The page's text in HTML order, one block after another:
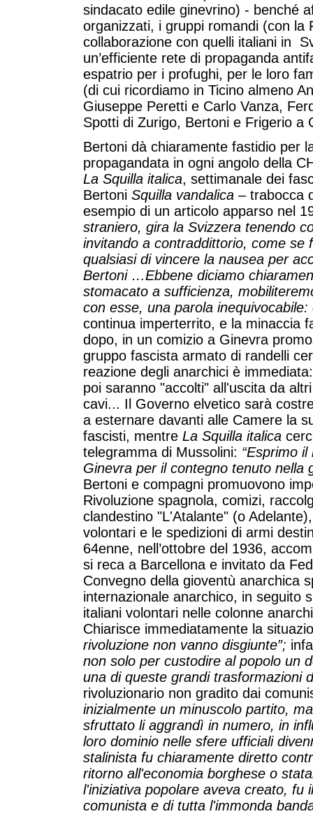
sindacato edile ginevrino) - benché
organizzati, i gruppi romandi (con la
collaborazione con quelli italiani in
un’efficiente rete di propaganda
espatrio per i profughi, per le loro
(di cui ricordiamo in Ticino almeno
Giuseppe Peretti e Carlo Vanza,
Spotti di Zurigo, Bertoni e Frigerio a
Bertoni dà chiaramente fastidio per
propagandata in ogni angolo della
La Squilla italica, settimanale dei
Bertoni Squilla vandalica – trabocca
esempio di un articolo apparso nel
straniero, gira la Svizzera tenendo
invitando a contraddittorio, come se
qualsiasi di vincere la nau­sea per
Bertoni …Ebbene diciamo
stomacato a sufficienza,
con esse, una parola inequivocabile:
continua imperterrito, e la minaccia
dopo, in un comizio a Ginevra
gruppo fascista armato di randelli
reazione degli anarchici è
poi saranno "accolti" all'uscita da
cavi... Il Governo elvetico sarà
a esternare davanti alle Camere la
fascisti, mentre La Squilla italica
telegramma di Mussolini: “Esprimo
Ginevra per il contegno tenuto nella
Bertoni e compagni promuovono
Rivoluzione spagnola, comizi,
clandestino "L'Atalante" (o
volontari e le spedizioni di armi
64enne, nell’ottobre del 1936,
si reca a Barcellona e invitato da
Convegno della gioventù anarchica
internazionale anarchico, in seguito
italiani volontari nelle colonne
Chiarisce immediatamente la
rivoluzione non vanno disgiunte”;
non solo per custodire al popolo un
una di queste grandi trasformazioni
rivoluzionario non gradito dai
inizialmente un minuscolo partito,
sfruttato li aggrandì in numero, in
loro dominio nelle sfere ufficiali
stalinista fu chiaramente diretto
ritorno all'economia borghese o
l'iniziativa popolare aveva creato, fu
comunista e di tutta l'immonda